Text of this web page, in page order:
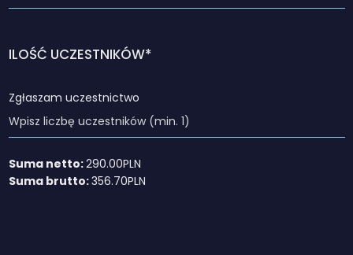
ILOŚĆ UCZESTNIKÓW*
Zgłaszam uczestnictwo
Suma netto:290.00PLN
Suma brutto:356.70PLN